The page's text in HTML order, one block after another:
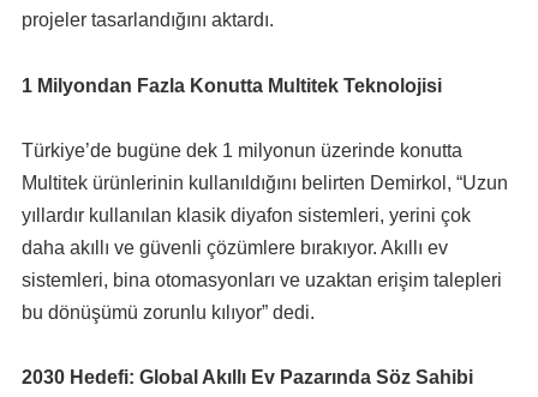
projeler tasarlandığını aktardı.
1 Milyondan Fazla Konutta Multitek Teknolojisi
Türkiye’de bugüne dek 1 milyonun üzerinde konutta
Multitek ürünlerinin kullanıldığını belirten Demirkol, “Uzun
yıllardır kullanılan klasik diyafon sistemleri, yerini çok
daha akıllı ve güvenli çözümlere bırakıyor. Akıllı ev
sistemleri, bina otomasyonları ve uzaktan erişim talepleri
bu dönüşümü zorunlu kılıyor” dedi.
2030 Hedefi: Global Akıllı Ev Pazarında Söz Sahibi